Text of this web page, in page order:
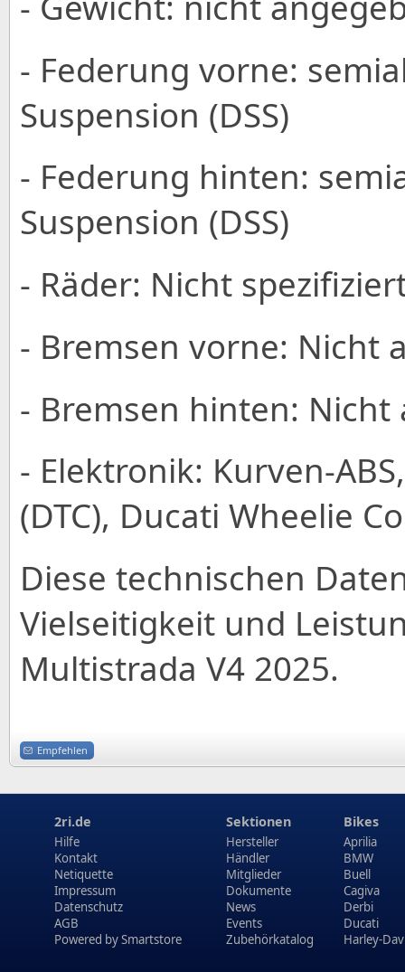
- Federung vorne:
Suspension (DSS)
- Federung hinten:
Suspension (DSS)
- Räder: Nicht
- Bremsen vorne: Nicht
- Bremsen hinten: Nicht
- Elektronik: Kurven-
(DTC), Ducati Wheelie
Diese technischen
Vielseitigkeit und
Multistrada V4 2025.
Empfehlen
2ri.de
Hilfe
Kontakt
Netiquette
Impressum
Datenschutz
AGB
Powered bySmartstore
Sektionen
Hersteller
Händler
Mitglieder
Dokumente
News
Events
Zubehörkatalog
Bikes
Aprilia
BMW
Buell
Cagiva
Derbi
Ducati
Harley-